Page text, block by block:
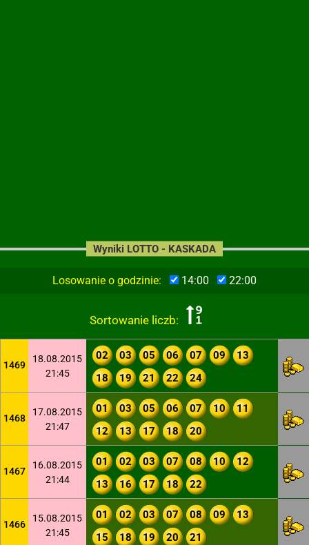
Losowanie o godzinie: 14:00 22:00
Sortowanie liczb:
Wyniki LOTTO - KASKADA
1469
18.08.2015
21:45
02 03 05 06 07 09
13
18
19 21 22 24
1468
17.08.2015
21:47
01 03 05 06 07 10
11
12
13 17 18 20
1467
16.08.2015
21:44
01 02 03 07 08 10
12
13
16 17 18 22
1466
15.08.2015
21:45
01 02 03 07 08 09
13
15
18 19 20 21